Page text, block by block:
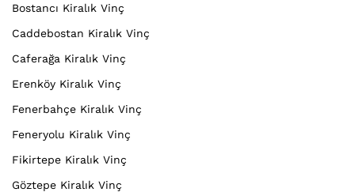
Bostancı Kiralık Vinç
Caddebostan Kiralık Vinç
Caferağa Kiralık Vinç
Erenköy Kiralık Vinç
Fenerbahçe Kiralık Vinç
Feneryolu Kiralık Vinç
Fikirtepe Kiralık Vinç
Göztepe Kiralık Vinç